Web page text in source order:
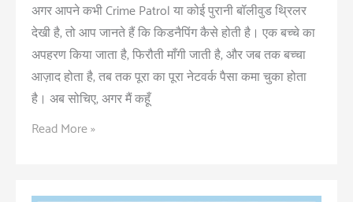
अगर आपने कभी Crime Patrol या कोई पुरानी बॉलीवुड थ्रिलर
देखी है, तो आप जानते हैं कि किडनैपिंग कैसे होती है। एक बच्चे का
अपहरण किया जाता है, फिरौती माँगी जाती है, और जब तक बच्चा
आज़ाद होता है, तब तक पूरा का पूरा नेटवर्क पैसा कमा चुका होता
है। अब सोचिए, अगर मैं कहूँ
सप्लाई
और
Read More »